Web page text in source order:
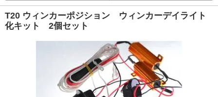
T20 ウィンカーポジション ウィンカーデイライト
化キット 2個セット